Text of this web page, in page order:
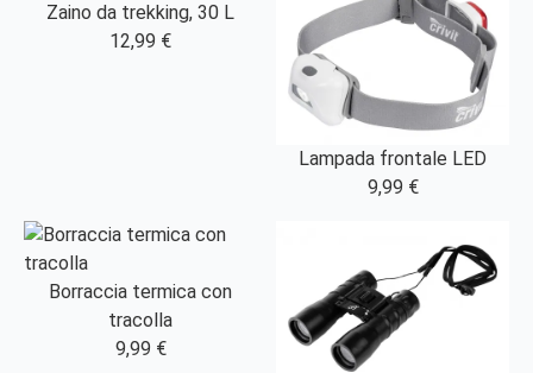
Zaino da trekking, 30 L
12,99 €
Lampada frontale LED
9,99 €
Borraccia termica con
tracolla
9,99 €